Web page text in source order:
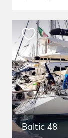
Baltic 48